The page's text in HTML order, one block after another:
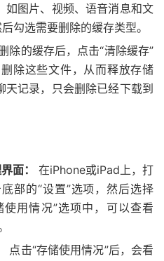
如图片、视频、语音消息和文
勾选需要删除的缓存类型。
除的缓存后，点击“清除缓存”
除这些文件，从而释放存储
天记录，只会删除已经下载到
面：
在iPhone或iPad上，打
部的“设置”选项，然后选择
使用情况”选项中，可以查看
点击“存储使用情况”后，会看